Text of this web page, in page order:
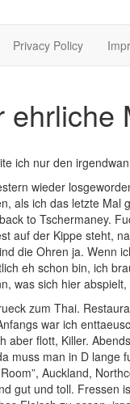
Privacy Policy
ehrliche
ich nur den
wieder
als ich das letzte Mal
to Tschermaney.
auf der Kippe steht,
die Ohren ja. Wenn
eh schon bin, ich
was sich hier
zum Thai.
war ich
aber flott, Killer.
muss man in D lange
Auckland,
gut und toll. Fressen